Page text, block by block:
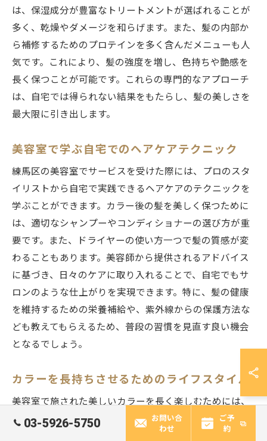
は、保湿成分が豊富なトリートメントが選ばれることが
多く、乾燥やダメージを和らげます。また、髪の内部か
ら補修するためのプロテインを多く含んだメニューも人
気です。これにより、髪の強度を増し、色持ちや艶感を
長く保つことが可能です。これらの専門的なアプローチ
は、自宅では得られない結果をもたらし、髪の美しさを
最大限に引き出します。
美容室で学ぶ自宅でのヘアケアテクニック
練馬区の美容室でサービスを受けた際には、プロのスタ
イリストから自宅で実践できるヘアケアのテクニックを
学ぶことができます。カラー後の髪を美しく保つために
は、適切なシャンプーやコンディショナーの選び方が重
要です。また、ドライヤーの使い方一つで髪の質感が変
わることもあります。美容師から提供されるアドバイス
に基づき、日々のケアに取り入れることで、自宅でもサ
ロンのような仕上がりを実現できます。特に、髪の健康
を維持するための栄養補給や、紫外線からの保護方法な
ども教えてもらえるため、普段の習慣を見直す良い機会
となるでしょう。
カラーを長持ちさせるためのライフスタイル
美容室で施された美しいカラーを長く楽しむためには、
日常生活でのちょっとした習慣の見直しが鍵となりま
03-5926-5750
お問い合
わせ
ご予
約